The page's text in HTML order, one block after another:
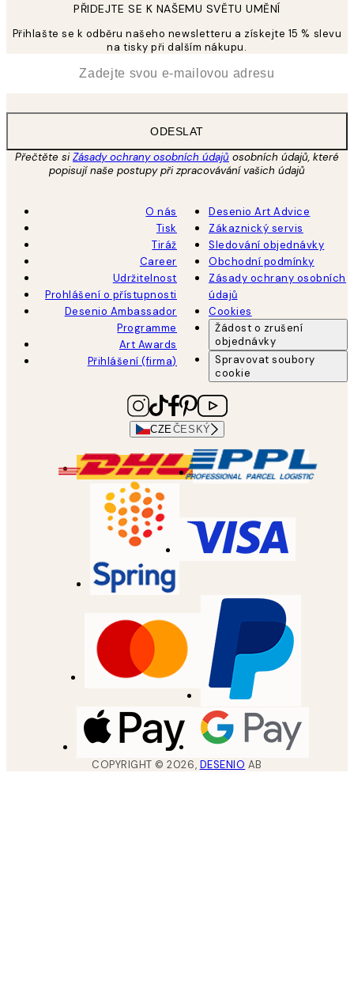
PŘIDEJTE SE K NAŠEMU SVĚTU UMĚNÍ
Přihlašte se k odběru našeho newsletteru a získejte 15 % slevu
na tisky při dalším nákupu.
ODESLAT
Přečtěte siZásady ochrany osobních údajů osobních údajů, které
popisují naše postupy při zpracovávání vašich údajů
O nás
Tisk
Tiráž
Career
Udržitelnost
Prohlášení o přístupnosti
Desenio Ambassador
Programme
Art Awards
Přihlášení (firma)
Desenio Art Advice
Zákaznický servis
Sledování objednávky
Obchodní podmínky
Zásady ochrany osobních
údajů
Cookies
Žádost o zrušení
objednávky
Spravovat soubory
cookie
CZE ČESKÝ
COPYRIGHT ©2026, DESENIO AB